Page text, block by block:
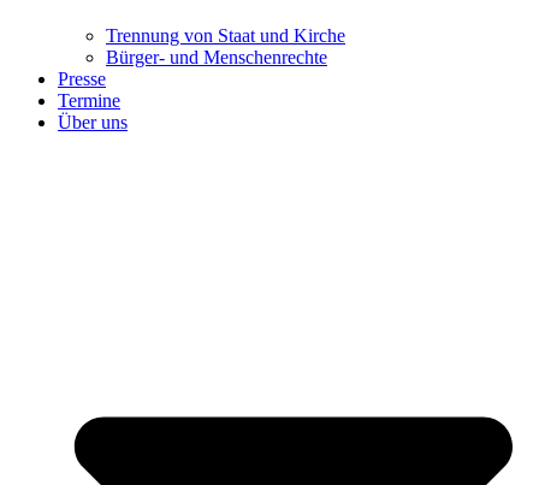
Trennung ​​​​​​​von Staat und Kirche
Bürger- und Menschenrechte
Presse
Termine
Über uns